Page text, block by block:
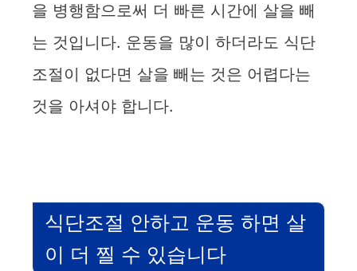
V
i
o
을 병행함으로써 더 빠른 시간에 살을 빼
는 것입니다. 운동을 많이 하더라도 식단
조절이 없다면 살을 빼는 것은 어렵다는
것을 아셔야 합니다.
식단조절 안하고 운동 하면 살
이 더 찔 수 있습니다